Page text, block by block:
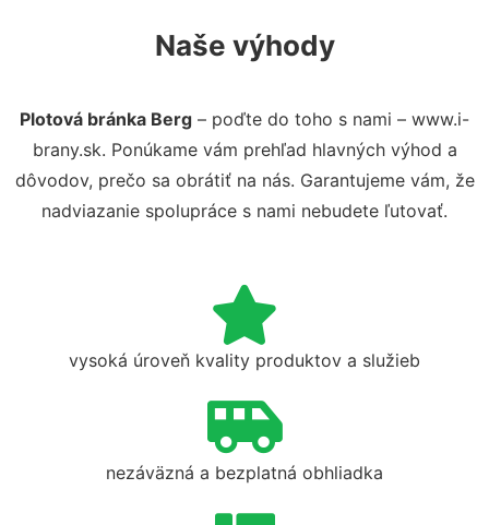
Naše výhody
Plotová bránka Berg – poďte do toho s nami – www.i-
brany.sk. Ponúkame vám prehľad hlavných výhod a
dôvodov, prečo sa obrátiť na nás. Garantujeme vám, že
nadviazanie spolupráce s nami nebudete ľutovať.
vysoká úroveň kvality produktov a služieb
nezáväzná a bezplatná obhliadka